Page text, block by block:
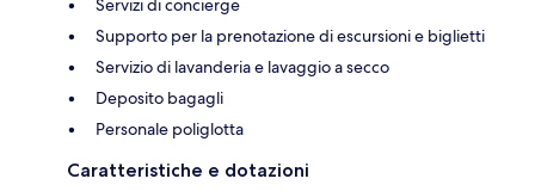
Servizi di concierge
Supporto per la prenotazione di escursioni e biglietti
Servizio di lavanderia e lavaggio a secco
Deposito bagagli
Personale poliglotta
Caratteristiche e dotazioni